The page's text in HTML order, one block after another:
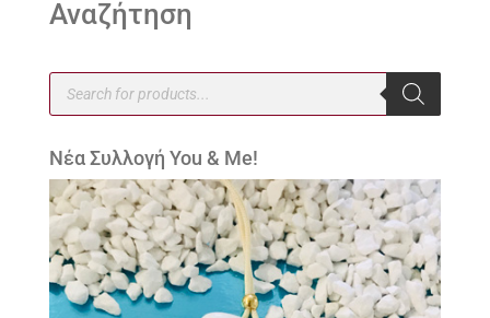
Αναζήτηση
Products
search
Νέα Συλλογή You & Me!